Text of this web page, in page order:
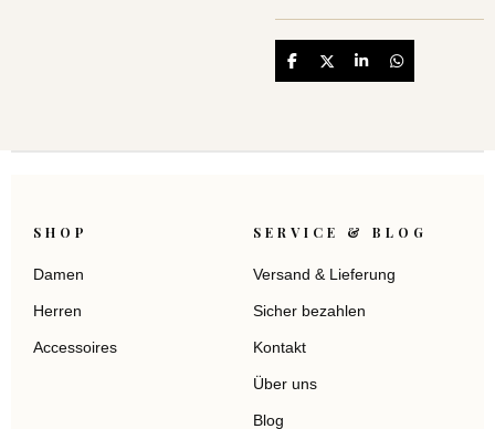
TeilenTeilenTeilenTeilen
SHOP
Damen
Herren
Accessoires
SERVICE & BLOG
Versand & Lieferung
Sicher bezahlen
Kontakt
Über uns
Blog